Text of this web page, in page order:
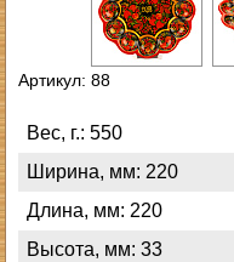
Артикул: 88
Вес, г.: 550
Ширина, мм: 220
Длина, мм: 220
Высота, мм: 33